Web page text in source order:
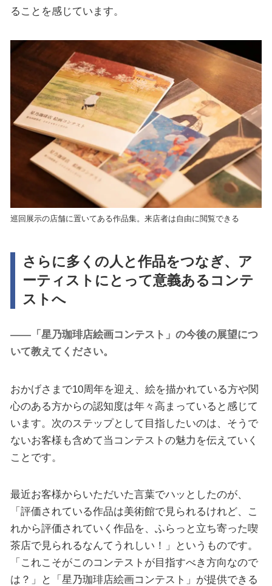
ることを感じています。
巡回展示の店舗に置いてある作品集。来店者は自由に閲覧できる
さらに多くの人と作品をつなぎ、ア
ーティストにとって意義あるコンテ
ストへ
――「星乃珈琲店絵画コンテスト」の今後の展望につ
いて教えてください。
おかげさまで10周年を迎え、絵を描かれている方や関
心のある方からの認知度は年々高まっていると感じて
います。次のステップとして目指したいのは、そうで
ないお客様も含めて当コンテストの魅力を伝えていく
ことです。
最近お客様からいただいた言葉でハッとしたのが、
「評価されている作品は美術館で見られるけれど、こ
れから評価されていく作品を、ふらっと立ち寄った喫
茶店で見られるなんてうれしい！」というものです。
「これこそがこのコンテストが目指すべき方向なので
は？」と「星乃珈琲店絵画コンテスト」が提供できる